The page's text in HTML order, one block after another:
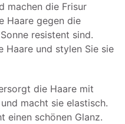
machen die Frisur
Haare gegen die
resistent sind.
Haare und stylen Sie sie
die Haare mit
macht sie elastisch.
einen schönen Glanz.